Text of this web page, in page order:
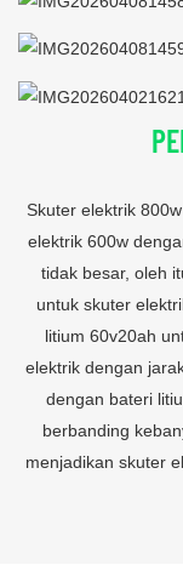
Skuter elektrik
elektrik 600w
tidak besar, oleh
untuk skuter
litium 60v20ah
elektrik dengan
dengan bateri
berbanding
menjadikan skuter